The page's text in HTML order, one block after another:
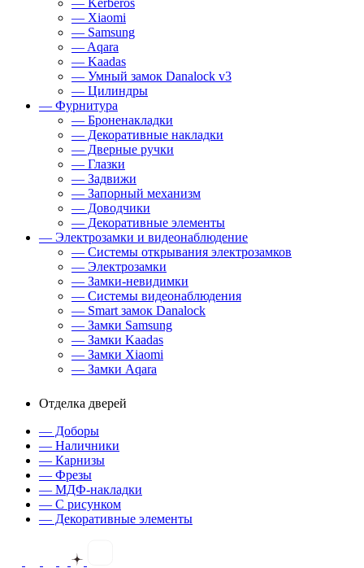
— Kerberos
— Xiaomi
— Samsung
— Aqara
— Kaadas
— Умный замок Danalock v3
— Цилиндры
— Фурнитура
— Броненакладки
— Декоративные накладки
— Дверные ручки
— Глазки
— Задвижи
— Запорный механизм
— Доводчики
— Декоративные элементы
— Электрозамки и видеонаблюдение
— Системы открывания электрозамков
— Электрозамки
— Замки-невидимки
— Системы видеонаблюдения
— Smart замок Danalock
— Замки Samsung
— Замки Kaadas
— Замки Xiaomi
— Замки Aqara
Отделка дверей
— Доборы
— Наличники
— Карнизы
— Фрезы
— МДФ-накладки
— С рисунком
— Декоративные элементы